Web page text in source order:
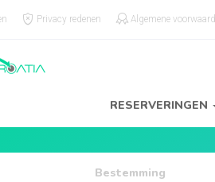
Privacy redenen Algemene
RESERVERINGEN
Bestemming